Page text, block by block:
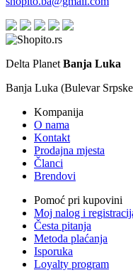
Delta Planet Banja Luka
Banja Luka (Bulevar
Kompanija
O nama
Kontakt
Prodajna mjesta
Članci
Brendovi
Pomoć pri kupovini
Moj nalog i
Česta pitanja
Metoda plaćanja
Isporuka
Loyalty program